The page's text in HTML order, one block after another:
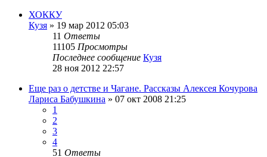
ХОККУ
Кузя » 19 мар 2012 05:03
11 Ответы
11105 Просмотры
Последнее сообщение Кузя
28 ноя 2012 22:57
Еще раз о детстве и Чагане. Рассказы Алексея Кочурова
Лариса Бабушкина » 07 окт 2008 21:25
1
2
3
4
51 Ответы